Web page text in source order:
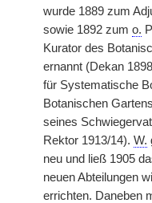
wurde 1889 zum
sowie 1892 zum o.
Kurator des
ernannt (Dekan
für Systematische
Botanischen
seines
Rektor 1913/14). W.
neu und ließ 1905
neuen Abteilungen
errichten. Daneben